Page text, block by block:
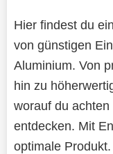
Hier findest du
von günstigen
Aluminium. Von
hin zu
worauf du
entdecken. Mit
optimale Produkt.